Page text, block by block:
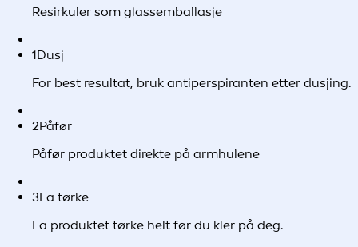
Resirkuler som glassemballasje
1Dusj
For best resultat, bruk antiperspiranten etter dusjing.
2Påfør
Påfør produktet direkte på armhulene
3La tørke
La produktet tørke helt før du kler på deg.